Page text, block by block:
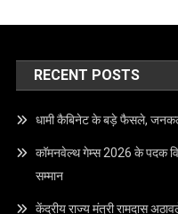
RECENT POSTS
धामी कैबिनेट के बड़े फैसले,
कॉमनवेल्थ गेम्स 2026 के पदक
सम्मान
केंद्रीय राज्य मंत्री रामदास